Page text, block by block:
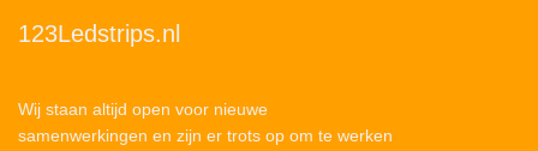
123Ledstrips.nl
Wij staan altijd open voor nieuwe
samenwerkingen en zijn er trots op om te werken